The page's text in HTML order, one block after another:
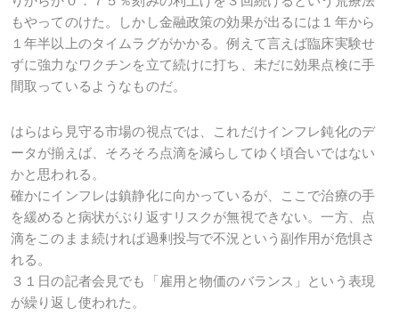
もやってのけた。しかし金融政策の効果が出るには１年から
１年半以上のタイムラグがかかる。例えて言えば臨床実験せ
ずに強力なワクチンを立て続けに打ち、未だに効果点検に手
間取っているようなものだ。
はらはら見守る市場の視点では、これだけインフレ鈍化のデ
ータが揃えば、そろそろ点滴を減らしてゆく頃合いではない
かと思われる。
確かにインフレは鎮静化に向かっているが、ここで治療の手
を緩めると病状がぶり返すリスクが無視できない。一方、点
滴をこのまま続ければ過剰投与で不況という副作用が危惧さ
れる。
３１日の記者会見でも「雇用と物価のバランス」という表現
が繰り返し使われた。